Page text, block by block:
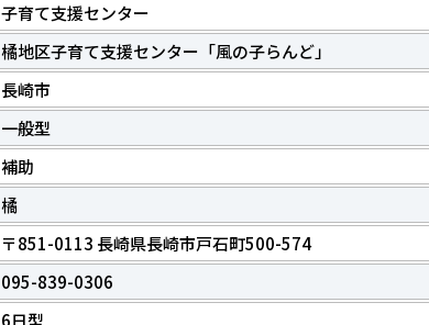
子育て支援センター
橘地区子育て支援センター「風の子らんど」
長崎市
一般型
補助
橘
〒851-0113 長崎県長崎市戸石町500-574
095-839-0306
6日型